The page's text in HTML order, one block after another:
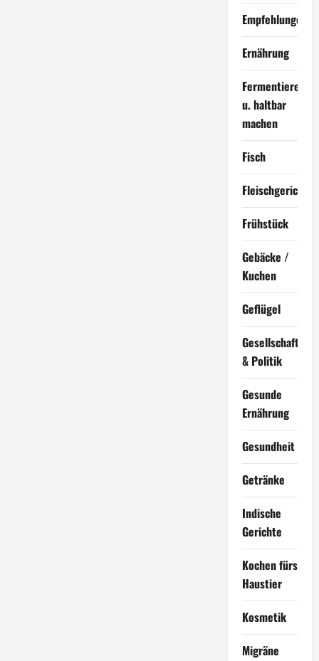
Empfehlungen
Ernährung
Fermentieren
u. haltbar
machen
Fisch
Fleischgerichte
Frühstück
Gebäcke /
Kuchen
Geflügel
Gesellschaft
& Politik
Gesunde
Ernährung
Gesundheit
Getränke
Indische
Gerichte
Kochen fürs
Haustier
Kosmetik
Migräne